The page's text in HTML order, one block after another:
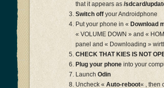
that it appears as /sdcard/
Switch off your Androidphone
Put your phone in « Download
« VOLUME DOWN » and «
panel and « Downloading »
CHECK THAT KIES IS NOT
Plug your phone into your
Launch Odin
Uncheck « Auto-reboot« , then